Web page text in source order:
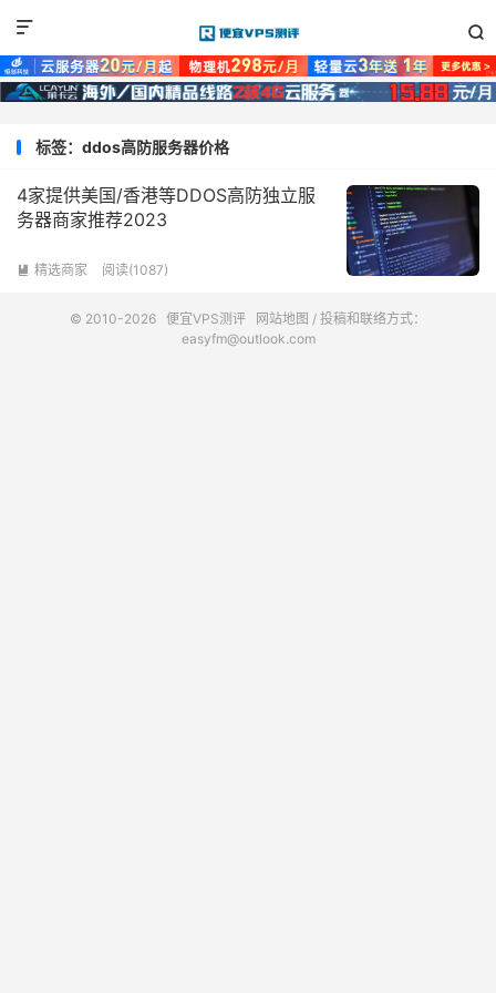


标签：ddos高防服务器价格
4家提供美国/香港等DDOS高防独立服
务器商家推荐2023
 精选商家 阅读(1087)
© 2010-2026 便宜VPS测评 网站地图 / 投稿和联络方式：
easyfm@outlook.com